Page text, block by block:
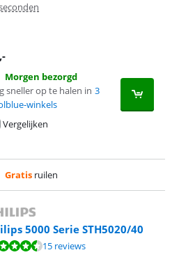
,-
Morgen bezorgd
sneller op te halen in 3
winkels
Vergelijken
Gratis ruilen
5000 Serie STH5020/40
op 15 reviews.
15 reviews